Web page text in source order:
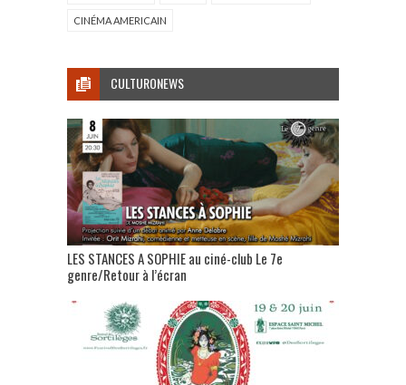
CINÉMA AMERICAIN
CULTURONEWS
LES STANCES A SOPHIE au ciné-club Le 7e
genre/Retour à l’écran